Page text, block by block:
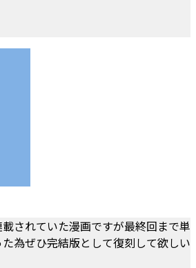
されていた漫画ですが最終回まで単
為ぜひ完結版として復刻して欲しい